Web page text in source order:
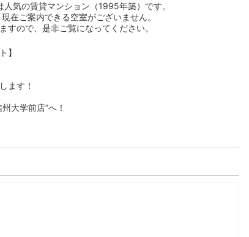
気の賃貸マンション（1995年築）です。
在ご案内できる空室がございません。
ので、是非ご覧になってください。
】
ます！
大学前店”へ！